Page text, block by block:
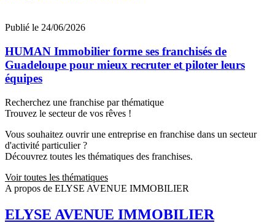
Publié le 24/06/2026
HUMAN Immobilier forme ses franchisés de
Guadeloupe pour mieux recruter et piloter leurs
équipes
Recherchez une franchise par thématique
Trouvez le secteur de vos rêves !
Vous souhaitez ouvrir une entreprise en franchise dans un secteur
d'activité particulier ?
Découvrez toutes les thématiques des franchises.
Voir toutes les thématiques
A propos de ELYSE AVENUE IMMOBILIER
ELYSE AVENUE IMMOBILIER